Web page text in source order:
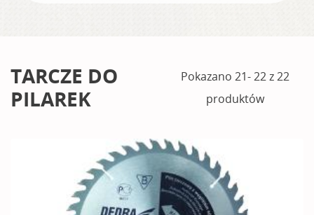
TARCZE DO
PILAREK
Pokazano 21- 22 z 22
produktów